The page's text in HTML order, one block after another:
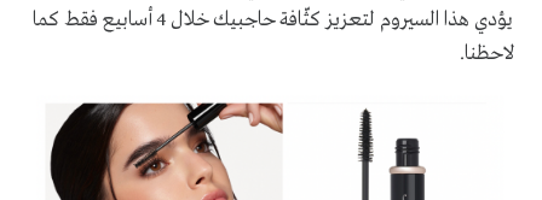
يؤدي هذا السيروم لتعزيز كثّافة حاجبيك خلال 4 أسابيع فقط كما
لاحظنا.